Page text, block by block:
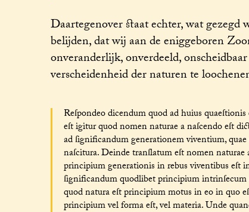
Daartegenover staat echter, wat
belijden, dat wij aan de eniggeboren
onveranderlijk, onverdeeld,
verscheidenheid der naturen te
Reſpondeo dicendum quod ad huius
eſt igitur quod nomen naturae a naſcendo eſt
ad ſignificandum generationem viventium,
naſcitura. Deinde tranſlatum eſt nomen
principium generationis in rebus viventibus eſt
ſignificandum quodlibet principium
quod natura eſt principium motus in eo in quo
principium vel forma eſt, vel materia. Unde